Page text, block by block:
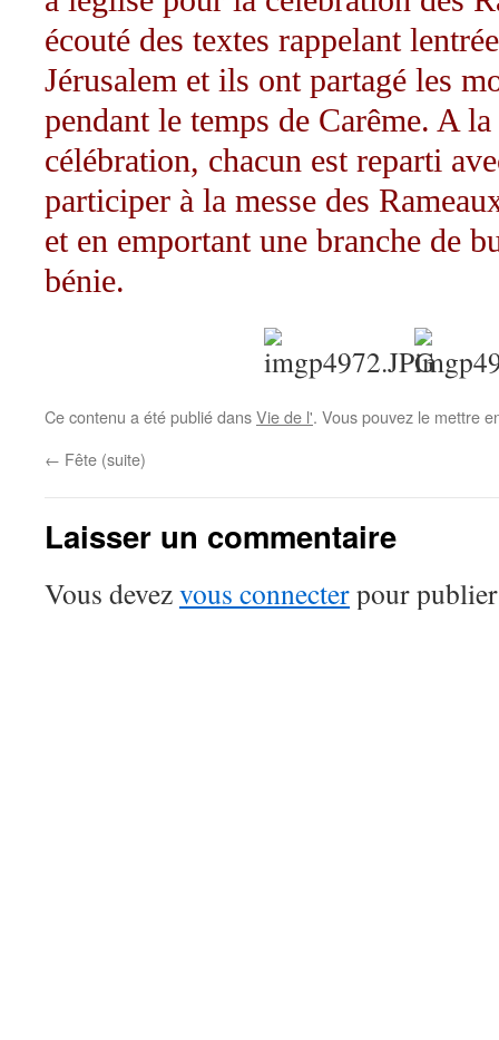
écouté des textes rappelant
Jérusalem et ils ont partagé les
pendant le temps de Carême. A
célébration, chacun est reparti
participer à la messe des
et en emportant une branche de
bénie.
Ce contenu a été publié dansVie de l'. Vous pouvez le mettre
← Fête (suite)
Laisser un commentaire
Vous devezvous connecterpour